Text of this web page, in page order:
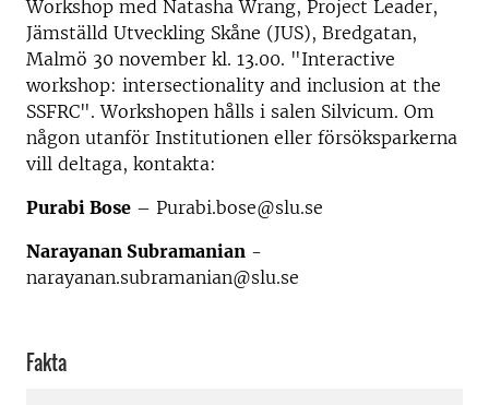
Workshop med Natasha Wrang, Project Leader,
Jämställd Utveckling Skåne (JUS), Bredgatan,
Malmö 30 november kl. 13.00. "Interactive
workshop: intersectionality and inclusion at the
SSFRC". Workshopen hålls i salen Silvicum. Om
någon utanför Institutionen eller försöksparkerna
vill deltaga, kontakta:
Purabi Bose – Purabi.bose@slu.se
Narayanan Subramanian -
narayanan.subramanian@slu.se
Fakta